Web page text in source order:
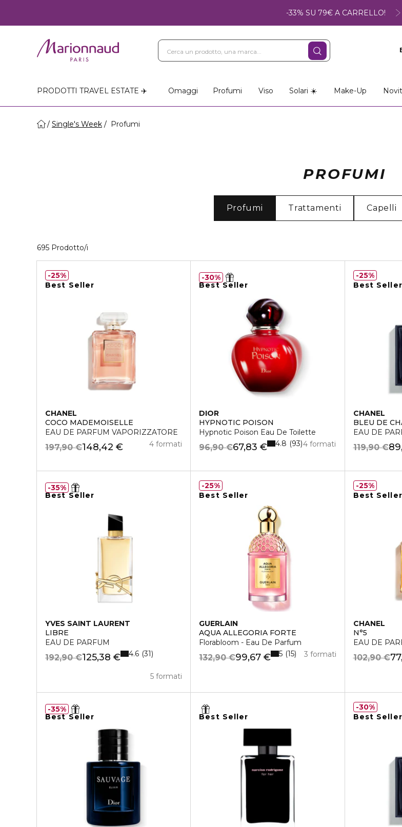
-33% SU 79€ A CARRELLO!
PRODOTTI TRAVEL ESTATE ✈️ Omaggi Profumi Viso Solari ☀️ Make-Up
Single's Week Profumi
PROFUMI
Profumi Trattamenti Capelli
695 Prodotto/i
Best Seller
CHANEL
COCO MADEMOISELLE
EAU DE PARFUM VAPORIZZATORE
148,42 €
197,90 € 4 formati
25%
Best Seller
DIOR
HYPNOTIC POISON
Hypnotic Poison Eau De Toilette
67,83 €
96,90 € 4 formati
4.8 93
30%
Best Seller
CHANEL
BLEU DE
EAU DE
119,90 €
25%
Best Seller
YVES SAINT LAURENT
LIBRE
EAU DE PARFUM
125,38 €
192,90 €
5 formati
4.6 31
35%
Best Seller
GUERLAIN
AQUA ALLEGORIA FORTE
Florabloom - Eau De Parfum
99,67 €
132,90 € 3 formati
5 15
25%
Best Seller
CHANEL
N°5
EAU DE
102,90 €
25%
Best Seller
35%
Best Seller
Best Seller
30%